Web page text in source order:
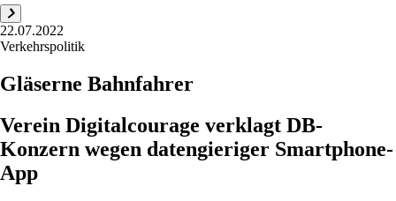
22.07.2022
Verkehrspolitik
Gläserne Bahnfahrer
Verein Digitalcourage verklagt DB-
Konzern wegen datengieriger Smartphone-
App